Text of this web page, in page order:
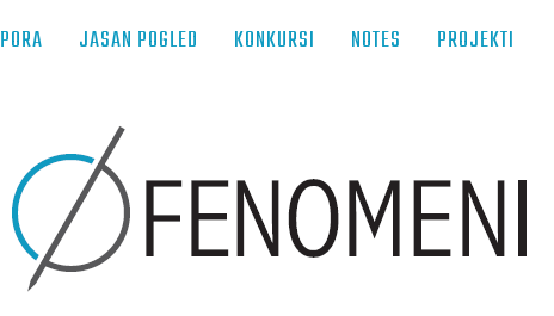
JASAN POGLED KONKURSI NOTES PROJEKTI